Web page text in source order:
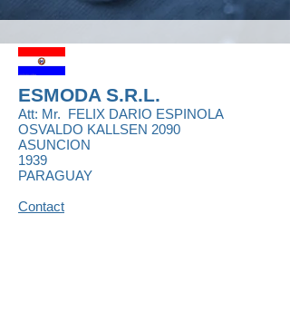
ESMODA S.R.L.
Att: Mr. FELIX DARIO ESPINOLA
OSVALDO KALLSEN 2090
ASUNCION
1939
PARAGUAY
Contact